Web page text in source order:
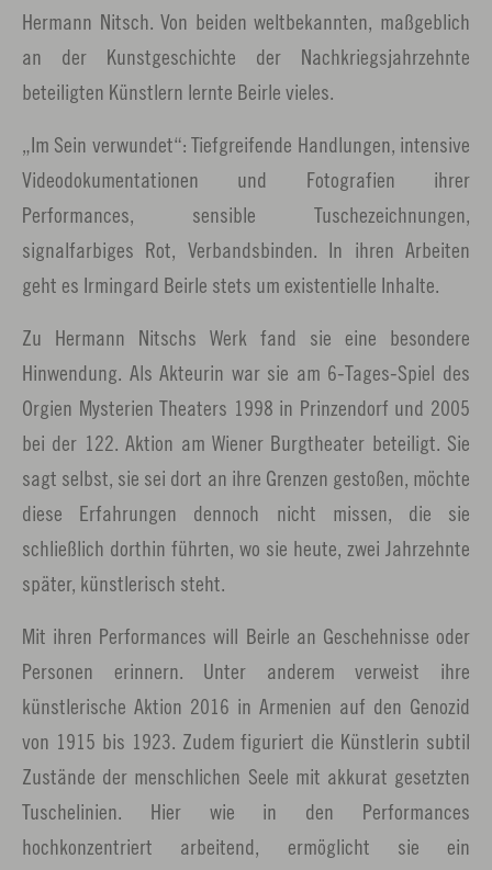
Hermann Nitsch. Von beiden weltbekannten, maßgeblich
an der Kunstgeschichte der Nachkriegsjahrzehnte
beteiligten Künstlern lernte Beirle vieles.
„Im Sein verwundet“: Tiefgreifende Handlungen, intensive
Videodokumentationen und Fotografien ihrer
Performances, sensible Tuschezeichnungen,
signalfarbiges Rot, Verbandsbinden. In ihren Arbeiten
geht es Irmingard Beirle stets um existentielle Inhalte.
Zu Hermann Nitschs Werk fand sie eine besondere
Hinwendung. Als Akteurin war sie am 6-Tages-Spiel des
Orgien Mysterien Theaters 1998 in Prinzendorf und 2005
bei der 122. Aktion am Wiener Burgtheater beteiligt. Sie
sagt selbst, sie sei dort an ihre Grenzen gestoßen, möchte
diese Erfahrungen dennoch nicht missen, die sie
schließlich dorthin führten, wo sie heute, zwei Jahrzehnte
später, künstlerisch steht.
Mit ihren Performances will Beirle an Geschehnisse oder
Personen erinnern. Unter anderem verweist ihre
künstlerische Aktion 2016 in Armenien auf den Genozid
von 1915 bis 1923. Zudem figuriert die Künstlerin subtil
Zustände der menschlichen Seele mit akkurat gesetzten
Tuschelinien. Hier wie in den Performances
hochkonzentriert arbeitend, ermöglicht sie ein